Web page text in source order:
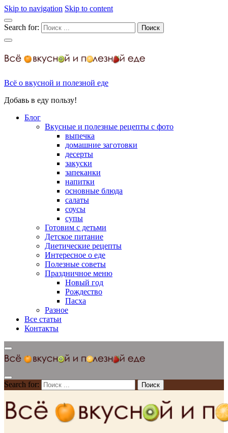
Skip to navigation Skip to content
Search for:
Всё о вкусной и полезной еде
Добавь в еду пользу!
Блог
Вкусные и полезные рецепты с фото
выпечка
домашние заготовки
десерты
закуски
запеканки
напитки
основные блюда
салаты
соусы
супы
Готовим с детьми
Детское питание
Диетические рецепты
Интересное о еде
Полезные советы
Праздничное меню
Новый год
Рождество
Пасха
Разное
Все статьи
Контакты
Search for: